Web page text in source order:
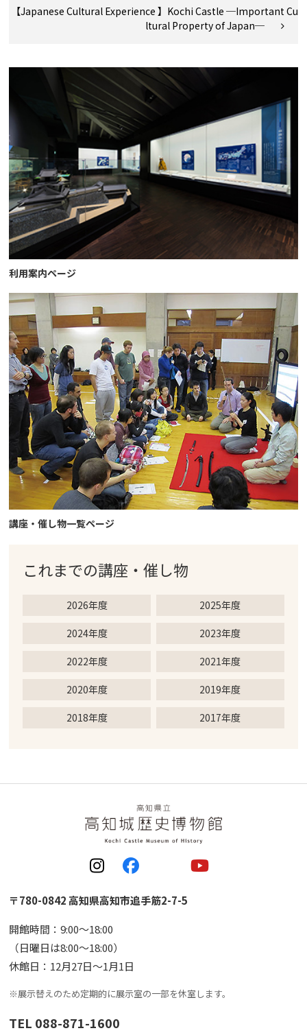
【Japanese Cultural Experience 】Kochi Castle ─Important Cu
ltural Property of Japan─
利用案内ページ
講座・催し物一覧ページ
これまでの講座・催し物
2026年度 2025年度
2024年度 2023年度
2022年度 2021年度
2020年度 2019年度
2018年度 2017年度
〒780-0842 高知県高知市追手筋2-7-5
開館時間：9:00〜18:00
（日曜日は8:00〜18:00）
休館日：12月27日〜1月1日
※展示替えのため定期的に展示室の一部を休室します。
TEL 088-871-1600